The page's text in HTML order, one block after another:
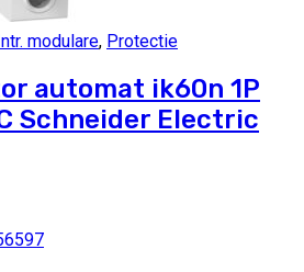
modulare, Protectie
automat ik60n 1P
Schneider Electric